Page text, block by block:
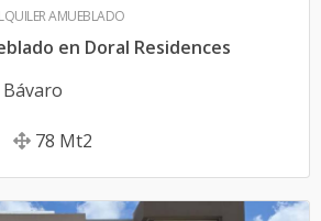
AMUEBLADO
en Doral Residences
Bávaro
78 Mt2